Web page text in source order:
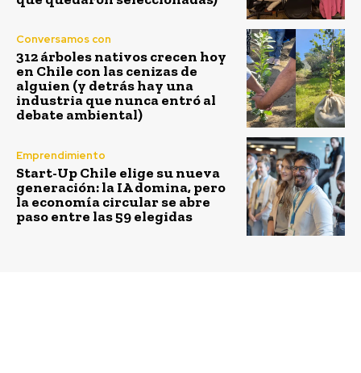
Conversamos con
312 árboles nativos crecen hoy
en Chile con las cenizas de
alguien (y detrás hay una
industria que nunca entró al
debate ambiental)
Emprendimiento
Start-Up Chile elige su nueva
generación: la IA domina, pero
la economía circular se abre
paso entre las 59 elegidas